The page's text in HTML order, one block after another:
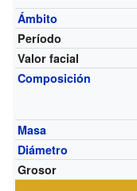
Ámbito
Período
Valor facial
Composición
Masa
Diámetro
Grosor